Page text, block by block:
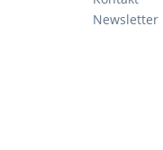
Newsletter